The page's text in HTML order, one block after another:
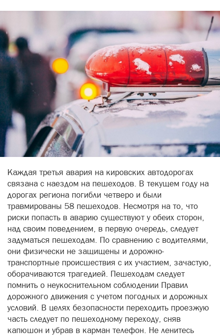
Каждая третья авария на кировских автодорогах
связана с наездом на пешеходов. В текущем году на
дорогах региона погибли четверо и были
травмированы 58 пешеходов. Несмотря на то, что
риски попасть в аварию существуют у обеих сторон,
над своим поведением, в первую очередь, следует
задуматься пешеходам. По сравнению с водителями,
они физически не защищены и дорожно-
транспортные происшествия с их участием, зачастую,
оборачиваются трагедией. Пешеходам следует
помнить о неукоснительном соблюдении Правил
дорожного движения с учетом погодных и дорожных
условий. В целях безопасности переходить проезжую
часть следует по пешеходному переходу, сняв
капюшон и убрав в карман телефон. Не ленитесь